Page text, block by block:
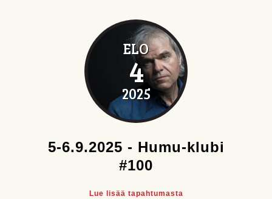
ELO
4
2025
5-6.9.2025 - Humu-klubi
#100
Lue lisää tapahtumasta